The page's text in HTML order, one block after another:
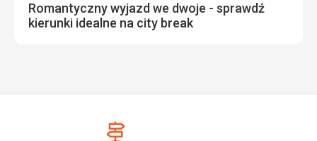
Romantyczny wyjazd we dwoje - sprawdź
kierunki idealne na city break